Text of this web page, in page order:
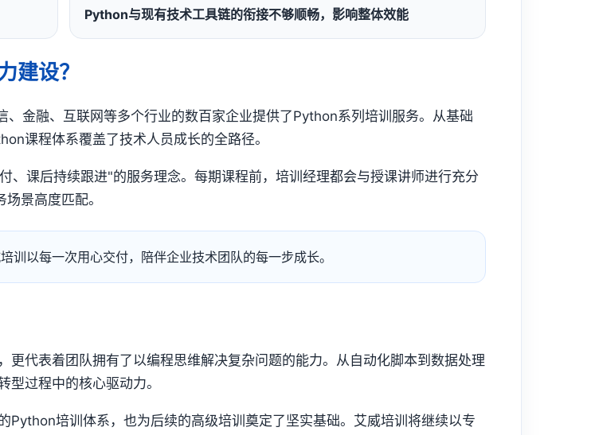
Python与现有技术工具链的衔接不够顺畅，影响整体效能
建设？
金融、互联网等多个行业的数百家企业提供了Python系列培训服务。从基础
课程体系覆盖了技术人员成长的全路径。
、课后持续跟进"的服务理念。每期课程前，培训经理都会与授课讲师进行充分
景高度匹配。
以每一次用心交付，陪伴企业技术团队的每一步成长。
代表着团队拥有了以编程思维解决复杂问题的能力。从自动化脚本到数据处理
过程中的核心驱动力。
培训体系，也为后续的高级培训奠定了坚实基础。艾威培训将继续以专